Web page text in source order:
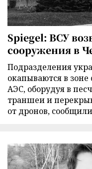
Spiegel: ВСУ
сооружения в
Подразделения
окапываются в
АЭС, оборудуя в
траншеи и
от дронов,